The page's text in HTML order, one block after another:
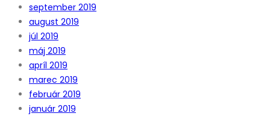
september 2019
august 2019
júl 2019
máj 2019
apríl 2019
marec 2019
február 2019
január 2019